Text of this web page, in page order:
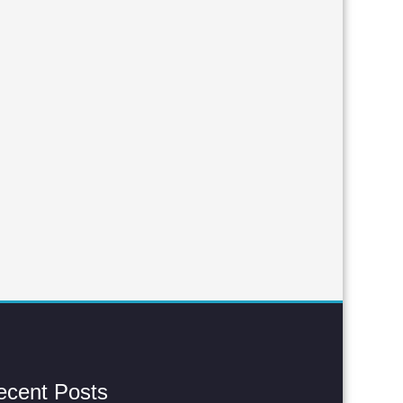
Posts